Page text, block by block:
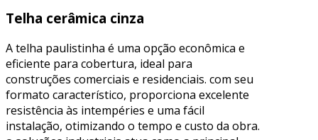
Telha cerâmica cinza
A telha paulistinha é uma opção econômica e
eficiente para cobertura, ideal para
construções comerciais e residenciais. com seu
formato característico, proporciona excelente
resistência às intempéries e uma fácil
instalação, otimizando o tempo e custo da obra.